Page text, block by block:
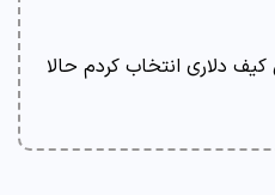
دلاری انتخاب کردم حالا